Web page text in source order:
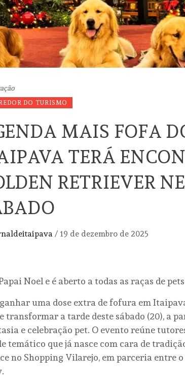
DO TURISMO
MAIS FOFA
TERÁ
RETRIEVER
/ 19 de dezembro de 2025
Noel e é aberto a todas as raças de pets
uma dose extra de fofura em
transformar a tarde deste sábado (20), a
e celebração pet. O evento reúne
temático que já nasce com cara de
no Shopping Vilarejo, em parceria entre o